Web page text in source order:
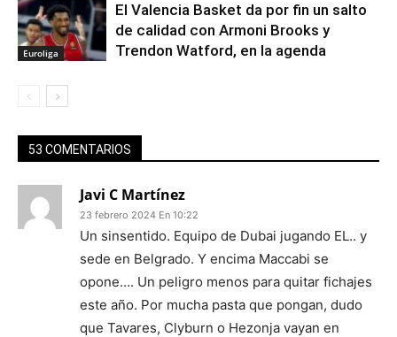
Euroliga
El Valencia Basket da por fin un salto
de calidad con Armoni Brooks y
Trendon Watford, en la agenda
53 COMENTARIOS
Javi C Martínez
23 febrero 2024 En 10:22
Un sinsentido. Equipo de Dubai jugando EL.. y
sede en Belgrado. Y encima Maccabi se
opone…. Un peligro menos para quitar fichajes
este año. Por mucha pasta que pongan, dudo
que Tavares, Clyburn o Hezonja vayan en